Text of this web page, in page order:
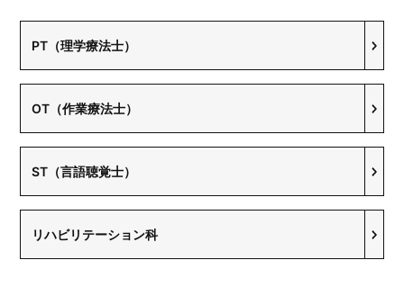
PT（理学療法士）
OT（作業療法士）
ST（言語聴覚士）
リハビリテーション科